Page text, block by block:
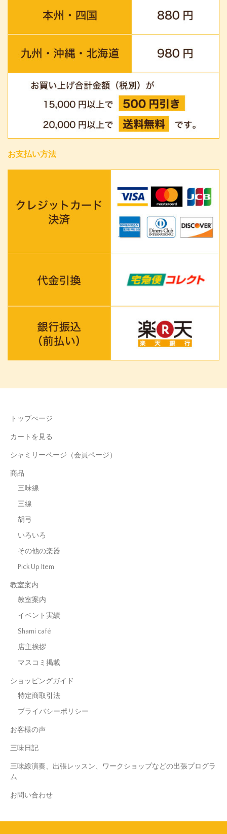
お支払い方法
トップぺージ
カートを見る
シャミリーページ（会員ページ）
商品
三味線
三線
胡弓
いろいろ
その他の楽器
Pick Up Item
教室案内
教室案内
イベント実績
Shami café
店主挨拶
マスコミ掲載
ショッピングガイド
特定商取引法
プライバシーポリシー
お客様の声
三味日記
三味線演奏、出張レッスン、ワークショップなどの出張プログラ
ム
お問い合わせ